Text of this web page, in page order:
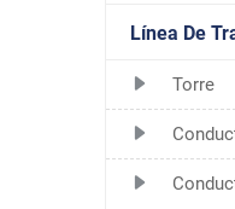
Línea De
Torre